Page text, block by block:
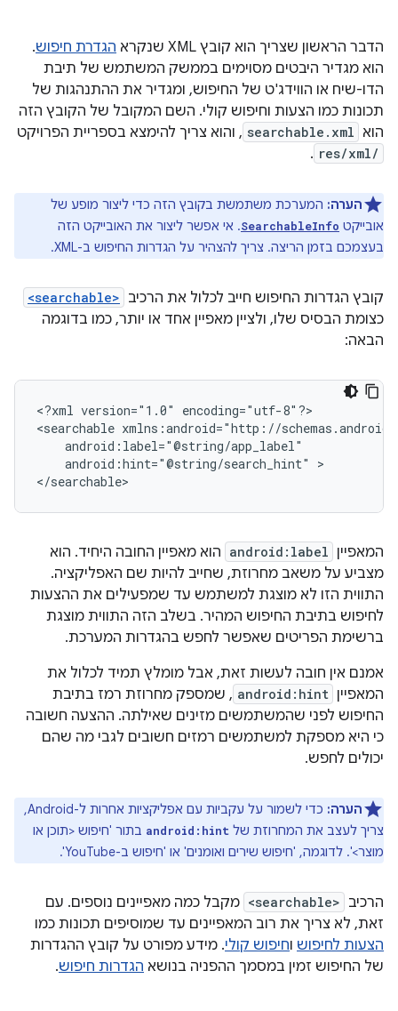
הדבר הראשון שצריך הוא קובץ XML שנקרא הגדרת חיפוש.
הוא מגדיר היבטים מסוימים בממשק המשתמש של תיבת
הדו-שיח או הווידג'ט של החיפוש, ומגדיר את ההתנהגות של
תכונות כמו הצעות וחיפוש קולי. השם המקובל של הקובץ הזה
הוא searchable.xml , והוא צריך להימצא בספריית הפרויקט
res/xml/
.
הערה: המערכת משתמשת בקובץ הזה כדי ליצור מופע של
אובייקט SearchableInfo. אי אפשר ליצור את האובייקט הזה
בעצמכם בזמן הריצה. צריך להצהיר על הגדרות החיפוש ב-XML.
קובץ הגדרות החיפוש חייב לכלול את הרכיב <searchable>
כצומת הבסיס שלו, ולציין מאפיין אחד או יותר, כמו בדוגמה
הבאה:
<?xml version="1.0"
encoding="utf-8"?>
<searchable
android:hint="@string/search_hint"
>
</searchable>
המאפיין android:label הוא מאפיין החובה היחיד. הוא
מצביע על משאב מחרוזת, שחייב להיות שם האפליקציה.
התווית הזו לא מוצגת למשתמש עד שמפעילים את ההצעות
לחיפוש בתיבת החיפוש המהיר. בשלב הזה התווית מוצגת
ברשימת הפריטים שאפשר לחפש בהגדרות המערכת.
אמנם אין חובה לעשות זאת, אבל מומלץ תמיד לכלול את
המאפיין android:hint , שמספק מחרוזת רמז בתיבת
החיפוש לפני שהמשתמשים מזינים שאילתה. ההצעה חשובה
כי היא מספקת למשתמשים רמזים חשובים לגבי מה שהם
יכולים לחפש.
הערה:
כדי לשמור על עקביות עם אפליקציות אחרות ל-Android,
צריך לעצב את המחרוזת של android:hint בתור 'חיפוש <תוכן או
מוצר>'. לדוגמה, 'חיפוש שירים ואומנים' או 'חיפוש ב-YouTube'.
הרכיב <searchable> מקבל כמה מאפיינים נוספים. עם
זאת, לא צריך את רוב המאפיינים עד שמוסיפים תכונות כמו
הצעות לחיפוש וחיפוש קולי. מידע מפורט על קובץ ההגדרות
של החיפוש זמין במסמך ההפניה בנושא הגדרות חיפוש.